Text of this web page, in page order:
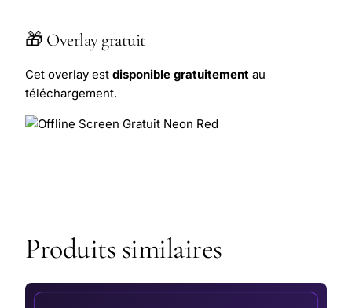
🎁 Overlay gratuit
Cet overlay est disponible gratuitement au
téléchargement.
Produits similaires